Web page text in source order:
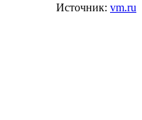
Источник: vm.ru